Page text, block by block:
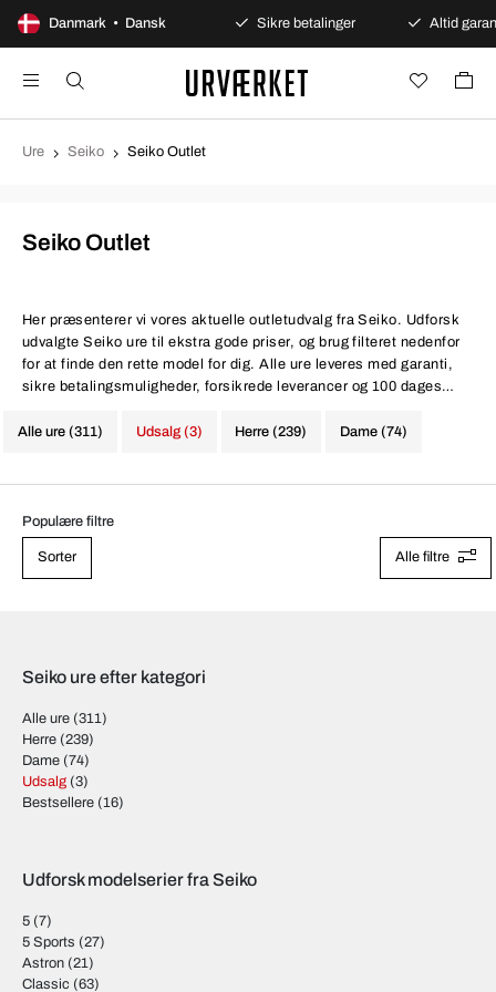
Danmark • Dansk
100 dages åbent køb Sikre betalinger Altid
Ure Seiko Seiko Outlet
Seiko Outlet
Her præsenterer vi vores aktuelle outletudvalg fra Seiko. Udforsk
udvalgte Seiko ure til ekstra gode priser, og brug filteret nedenfor
for at finde den rette model for dig. Alle ure leveres med garanti,
sikre betalingsmuligheder, forsikrede leverancer og 100 dages
Alle ure (311)
Herre (239) Dame (74)
Udsalg (3)
Populære filtre
Sorter Alle filtre
Seiko ure efter kategori
Alle ure (311)
Herre (239)
Dame (74)
Udsalg (3)
Bestsellere (16)
Udforsk modelserier fra Seiko
5 (7)
5 Sports (27)
Astron (21)
Classic (63)